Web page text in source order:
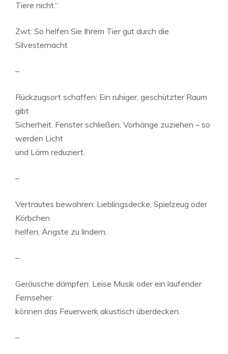
Tiere nicht.“
Zwt: So helfen Sie Ihrem Tier gut durch die
Silvesternacht
–
Rückzugsort schaffen: Ein ruhiger, geschützter Raum
gibt
Sicherheit. Fenster schließen, Vorhänge zuziehen – so
werden Licht
und Lärm reduziert.
–
Vertrautes bewahren: Lieblingsdecke, Spielzeug oder
Körbchen
helfen, Ängste zu lindern.
–
Geräusche dämpfen: Leise Musik oder ein laufender
Fernseher
können das Feuerwerk akustisch überdecken.
–